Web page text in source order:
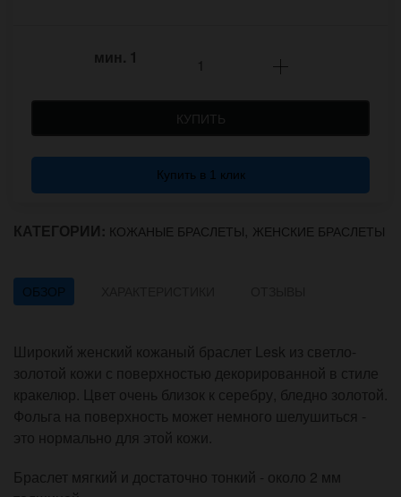
мин. 1
КУПИТЬ
Купить в 1 клик
КАТЕГОРИИ: КОЖАНЫЕ БРАСЛЕТЫ, ЖЕНСКИЕ БРАСЛЕТЫ
ОБЗОР
Широкий женский кожаный браслет Lesk из светло-
золотой кожи с поверхностью декорированной в стиле
кракелюр. Цвет очень близок к серебру, бледно золотой.
Фольга на поверхность может немного шелушиться -
это нормально для этой кожи.
Браслет мягкий и достаточно тонкий - около 2 мм